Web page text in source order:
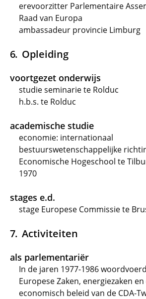
erevoorzitter Parlementaire
Raad van Europa
ambassadeur provincie Limburg
Opleiding
voortgezet onderwijs
studie seminarie te Rolduc
h.b.s. te Rolduc
academische studie
economie: internationaal
bestuurswetenschappelijke
Economische Hogeschool te
1970
stages e.d.
stage Europese Commissie te
Activiteiten
als parlementariër
In de jaren 1977-1986
Europese Zaken, energiezaken
economisch beleid van de CDA-